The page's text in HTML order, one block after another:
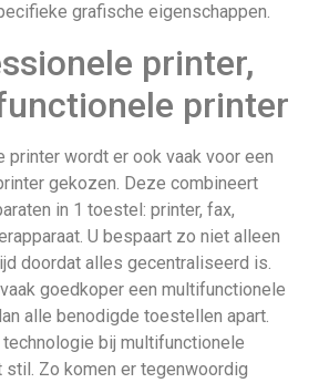
grafische eigenschappen.
printer,
printer
wordt er ook vaak voor een
gekozen. Deze combineert
in 1 toestel: printer, fax,
U bespaart zo niet alleen
doordat alles gecentraliseerd is.
goedkoper een multifunctionele
alle benodigde toestellen apart.
bij multifunctionele
Zo komen er tegenwoordig